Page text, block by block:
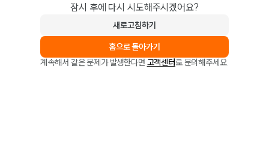
잠시 후에 다시 시도해주시겠어요?
새로고침하기
홈으로 돌아가기
계속해서 같은 문제가 발생한다면 고객센터로 문의해주세요.